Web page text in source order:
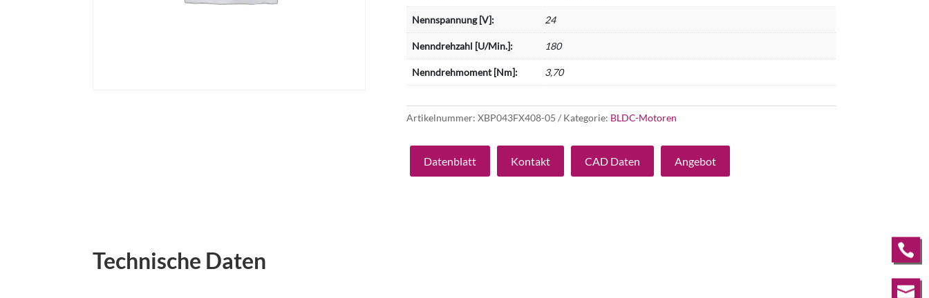
Nennspannung [V]: 24
Nenndrehzahl [U/Min.]: 180
Nenndrehmoment [Nm]: 3,70
Artikelnummer:XBP043FX408-05 Kategorie: BLDC-Motoren
Datenblatt Kontakt CAD Daten Angebot
Technische Daten 
